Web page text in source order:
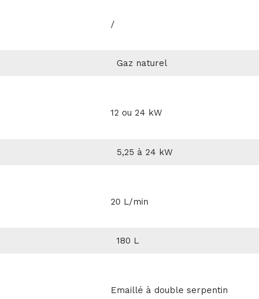
/
Gaz naturel
12 ou 24 kW
5,25 à 24 kW
20 L/min
180 L
Emaillé à double serpentin